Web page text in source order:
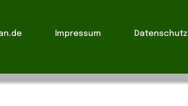
Impressum Datenschutz